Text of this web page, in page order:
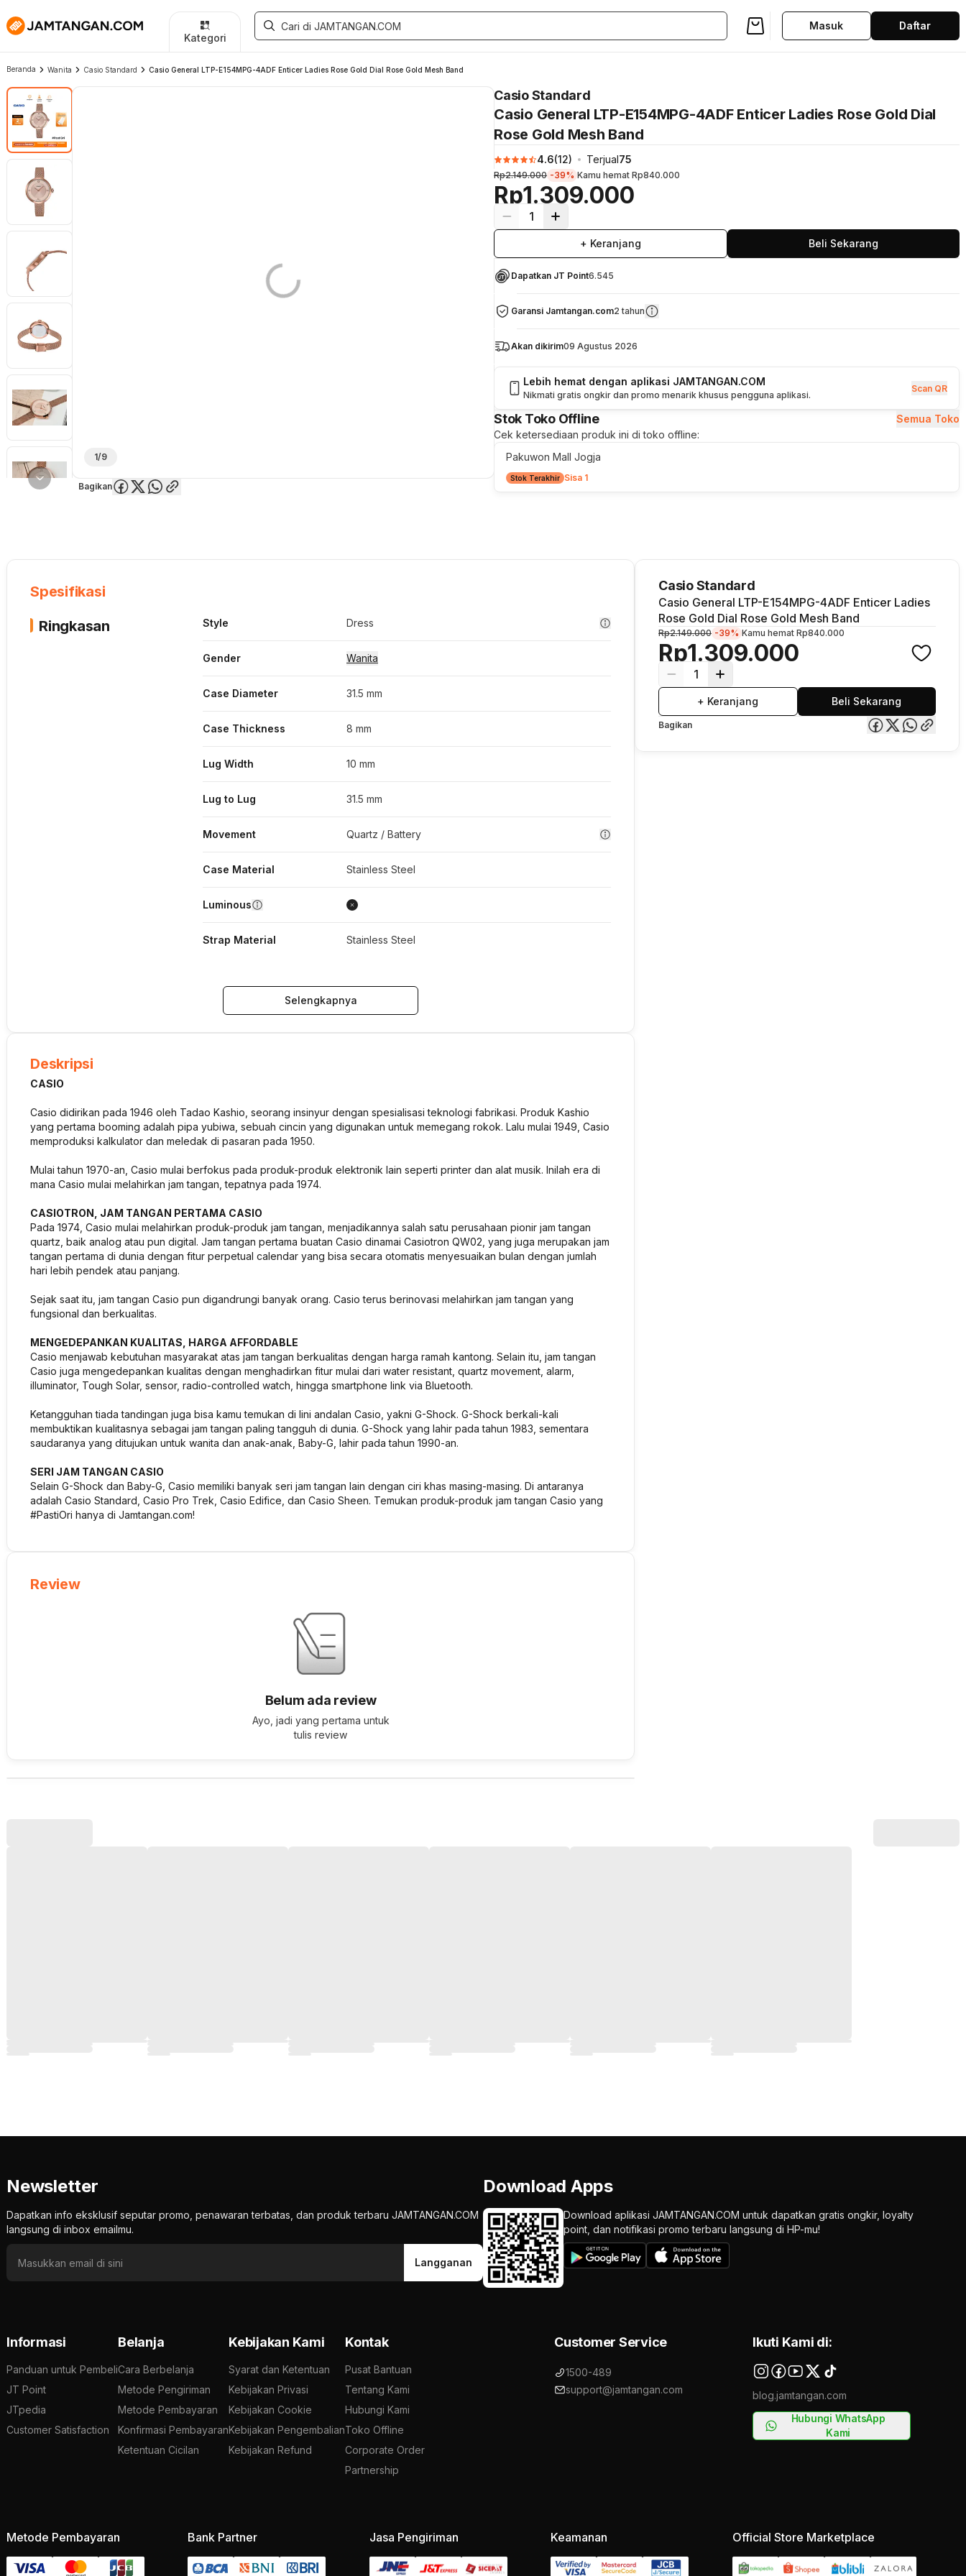
Newsletter
Dapatkan info eksklusif seputar promo, penawaran terbatas, dan produk terbaru JAMTANGAN.COM
langsung di inbox emailmu.
Langganan
Download Apps
Download aplikasi JAMTANGAN.COM untuk dapatkan gratis ongkir, loyalty
point, dan notifikasi promo terbaru langsung di HP-mu!
Informasi
Panduan untuk Pembeli
JT Point
JTpedia
Customer Satisfaction
Belanja
Cara Berbelanja
Metode Pengiriman
Metode Pembayaran
Konfirmasi Pembayaran
Ketentuan Cicilan
Kebijakan Kami
Syarat dan Ketentuan
Kebijakan Privasi
Kebijakan Cookie
Kebijakan Pengembalian
Kebijakan Refund
Kontak
Pusat Bantuan
Tentang Kami
Hubungi Kami
Toko Offline
Corporate Order
Partnership
Customer Service
1500-489
support@jamtangan.com
Ikuti Kami di:
blog.jamtangan.com
Hubungi WhatsApp
Kami
Metode Pembayaran Bank Partner Jasa Pengiriman Keamanan Official Store Marketplace
Kategori
Masuk Daftar
Beranda Wanita Casio Standard Casio General LTP-E154MPG-4ADF Enticer Ladies Rose Gold Dial Rose Gold Mesh Band
1/9
Bagikan
Casio Standard
Casio General LTP-E154MPG-4ADF Enticer Ladies Rose Gold Dial
Rose Gold Mesh Band
4.6(12) Terjual75
Rp1.309.000
Rp2.149.000 -39% Kamu hemat Rp840.000
1
+ Keranjang Beli Sekarang
Dapatkan JT Point6.545
Garansi Jamtangan.com2 tahun
Akan dikirim09 Agustus 2026
Lebih hemat dengan aplikasi JAMTANGAN.COM
Nikmati gratis ongkir dan promo menarik khusus pengguna aplikasi.
Scan QR
Stok Toko Offline
Semua Toko
Cek ketersediaan produk ini di toko offline:
Pakuwon Mall Jogja
Stok Terakhir Sisa 1
Spesifikasi
Ringkasan
Style Dress
Gender Wanita
Case Diameter 31.5 mm
Case Thickness 8 mm
Lug Width 10 mm
Lug to Lug 31.5 mm
Movement Quartz / Battery
Case Material Stainless Steel
Luminous
Strap Material Stainless Steel
Selengkapnya
Deskripsi
CASIO
Casio didirikan pada 1946 oleh Tadao Kashio, seorang insinyur dengan spesialisasi teknologi fabrikasi. Produk Kashio
yang pertama booming adalah pipa yubiwa, sebuah cincin yang digunakan untuk memegang rokok. Lalu mulai 1949, Casio
memproduksi kalkulator dan meledak di pasaran pada 1950.
Mulai tahun 1970-an, Casio mulai berfokus pada produk-produk elektronik lain seperti printer dan alat musik. Inilah era di
mana Casio mulai melahirkan jam tangan, tepatnya pada 1974.
CASIOTRON, JAM TANGAN PERTAMA CASIO
Pada 1974, Casio mulai melahirkan produk-produk jam tangan, menjadikannya salah satu perusahaan pionir jam tangan
quartz, baik analog atau pun digital. Jam tangan pertama buatan Casio dinamai Casiotron QW02, yang juga merupakan jam
tangan pertama di dunia dengan fitur perpetual calendar yang bisa secara otomatis menyesuaikan bulan dengan jumlah
hari lebih pendek atau panjang.
Sejak saat itu, jam tangan Casio pun digandrungi banyak orang. Casio terus berinovasi melahirkan jam tangan yang
fungsional dan berkualitas.
MENGEDEPANKAN KUALITAS, HARGA AFFORDABLE
Casio menjawab kebutuhan masyarakat atas jam tangan berkualitas dengan harga ramah kantong. Selain itu, jam tangan
Casio juga mengedepankan kualitas dengan menghadirkan fitur mulai dari water resistant, quartz movement, alarm,
illuminator, Tough Solar, sensor, radio-controlled watch, hingga smartphone link via Bluetooth.
Ketangguhan tiada tandingan juga bisa kamu temukan di lini andalan Casio, yakni G-Shock. G-Shock berkali-kali
membuktikan kualitasnya sebagai jam tangan paling tangguh di dunia. G-Shock yang lahir pada tahun 1983, sementara
saudaranya yang ditujukan untuk wanita dan anak-anak, Baby-G, lahir pada tahun 1990-an.
SERI JAM TANGAN CASIO
Selain G-Shock dan Baby-G, Casio memiliki banyak seri jam tangan lain dengan ciri khas masing-masing. Di antaranya
adalah Casio Standard, Casio Pro Trek, Casio Edifice, dan Casio Sheen. Temukan produk-produk jam tangan Casio yang
#PastiOri hanya di Jamtangan.com!
Review
Belum ada review
Ayo, jadi yang pertama untuk
tulis review
Casio Standard
Casio General LTP-E154MPG-4ADF Enticer Ladies
Rose Gold Dial Rose Gold Mesh Band
Rp1.309.000
Rp2.149.000 -39% Kamu hemat Rp840.000
1
+ Keranjang Beli Sekarang
Bagikan